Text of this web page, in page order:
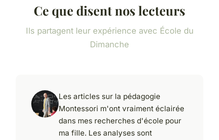
Ce que disent nos lecteurs
Ils partagent leur expérience avec École du
Dimanche
Les articles sur la pédagogie
Montessori m'ont vraiment éclairée
dans mes recherches d'école pour
ma fille. Les analyses sont